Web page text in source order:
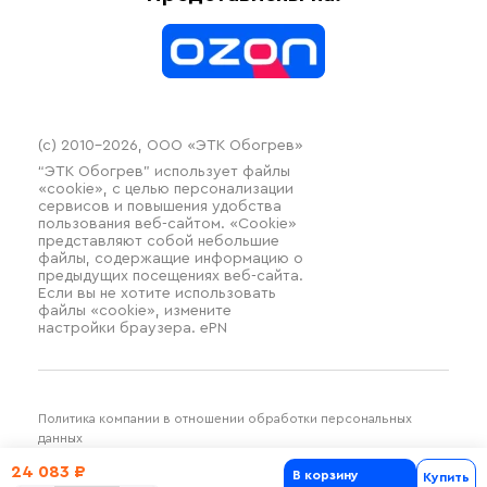
24 083 ₽ В корзину Купить
(c) 2010–2026, ООО «ЭТК Обогрев»
“ЭТК Обогрев” использует файлы
«cookie», с целью персонализации
сервисов и повышения удобства
пользования веб-сайтом. «Cookie»
представляют собой небольшие
файлы, содержащие информацию о
предыдущих посещениях веб-сайта.
Если вы не хотите использовать
файлы «cookie», измените
настройки браузера. ePN
Политика компании в отношении обработки персональных
данных